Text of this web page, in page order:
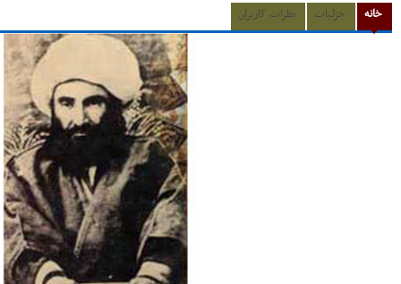
خانه جزئیات نظرات کاربران